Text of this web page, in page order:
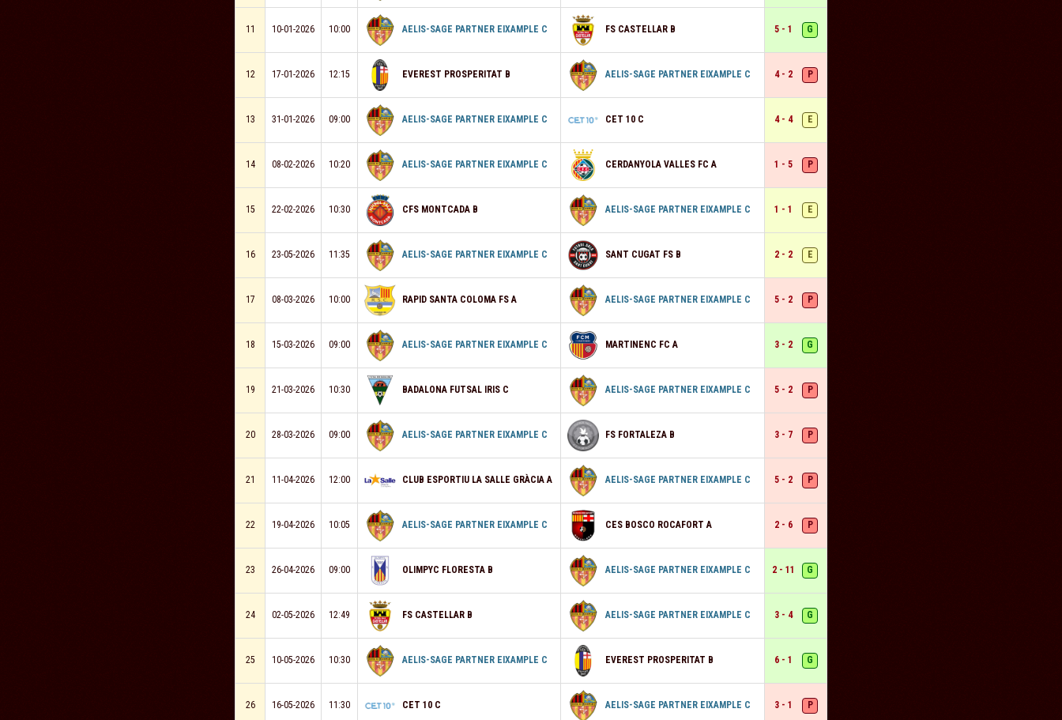
11 10-01-2026 10:00 AELIS-SAGE PARTNER EIXAMPLE C FS CASTELLAR B 5 - 1 G
12 17-01-2026 12:15 EVEREST PROSPERITAT B AELIS-SAGE PARTNER EIXAMPLE C 4 - 2 P
13 31-01-2026 09:00 AELIS-SAGE PARTNER EIXAMPLE C CET 10 C 4 - 4 E
14 08-02-2026 10:20 AELIS-SAGE PARTNER EIXAMPLE C CERDANYOLA VALLES FC A 1 - 5 P
15 22-02-2026 10:30 CFS MONTCADA B AELIS-SAGE PARTNER EIXAMPLE C 1 - 1 E
16 23-05-2026 11:35 AELIS-SAGE PARTNER EIXAMPLE C SANT CUGAT FS B 2 - 2 E
17 08-03-2026 10:00 RAPID SANTA COLOMA FS A AELIS-SAGE PARTNER EIXAMPLE C 5 - 2 P
18 15-03-2026 09:00 AELIS-SAGE PARTNER EIXAMPLE C MARTINENC FC A 3 - 2 G
19 21-03-2026 10:30 BADALONA FUTSAL IRIS C AELIS-SAGE PARTNER EIXAMPLE C 5 - 2 P
20 28-03-2026 09:00 AELIS-SAGE PARTNER EIXAMPLE C FS FORTALEZA B 3 - 7 P
21 11-04-2026 12:00 CLUB ESPORTIU LA SALLE GRÀCIA A AELIS-SAGE PARTNER EIXAMPLE C 5 - 2 P
22 19-04-2026 10:05 AELIS-SAGE PARTNER EIXAMPLE C CES BOSCO ROCAFORT A 2 - 6 P
23 26-04-2026 09:00 OLIMPYC FLORESTA B AELIS-SAGE PARTNER EIXAMPLE C 2 - 11 G
24 02-05-2026 12:49 FS CASTELLAR B AELIS-SAGE PARTNER EIXAMPLE C 3 - 4 G
25 10-05-2026 10:30 AELIS-SAGE PARTNER EIXAMPLE C EVEREST PROSPERITAT B 6 - 1 G
26 16-05-2026 11:30 CET 10 C AELIS-SAGE PARTNER EIXAMPLE C 3 - 1 P